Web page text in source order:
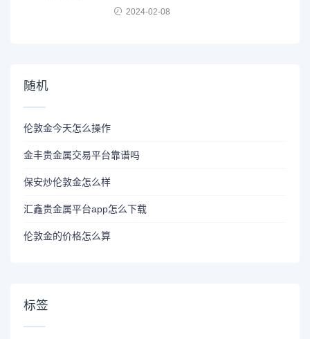
2024-02-08
随机
伦敦金今天怎么操作
金丰贵金属交易平台靠谱吗
保安炒伦敦金怎么样
汇鑫贵金属平台app怎么下载
伦敦金的价格怎么算
标签